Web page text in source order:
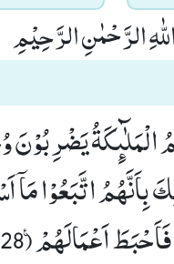
الرَّحْمٰنِ الرَّحِیْمِ
الْمَلٰٓىٕكَةُ
ذٰلِكَ بِاَنَّهُمُ اتَّبَعُوْا
اَعْمَالَهُمْ۠ (28)